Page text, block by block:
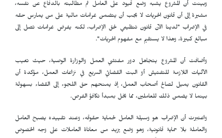
وبينت أن المشروع يشبه وضع قيود على العامل ثم مطالبته بالدفاع عن نفسه،
مشيرة إلى أن قانون الحريات لا يجب أن يتضمن غرامات مالية على من يمارس حقه
في الإضراب "لدينا الآن قانون تنظيمي لحق الإضراب، لكنه يفرض غرامات تصل إلى
مبالغ كبيرة، وهذا لا يستقيم مع مفهوم الحريات".
وأضافت أن المشروع يتجاهل دور مفتشي العمل والوزارة الوصية، حيث تغيب
الآليات اللازمة للتفتيش أو البت القضائي السريع في نزاعات العمل، مؤكدة أن
القانون يميل لصالح أصحاب العمل، إذ يمنحهم حق اللجوء إلى القضاء بسهولة
بينما لا يضمن ذلك للعاملين، مما يخل بمبدأ تكافؤ الفرص.
واعتبرت أن الإضراب هو وسيلة العامل لحماية حقوقه، وعند تقييده يصبح العامل
والعاملة بلا حماية قانونية، وهو وضع يزيد من معاناة العاملات على وجه الخصوص